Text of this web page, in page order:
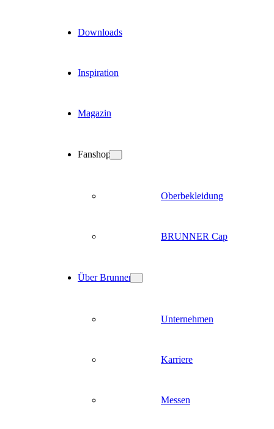
Downloads
Inspiration
Magazin
Fanshop
Oberbekleidung
BRUNNER Cap
Über Brunner
Unternehmen
Karriere
Messen